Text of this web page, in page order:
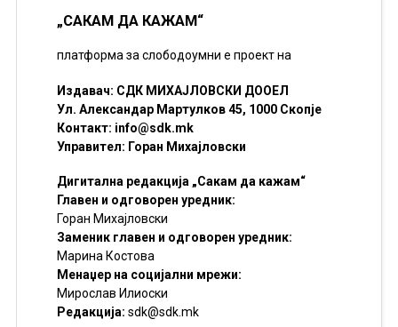
„САКАМ ДА КАЖАМ“
платформа за слободоумни е проект на
Издавач: СДК МИХАЈЛОВСКИ ДООЕЛ
Ул. Александар Мартулков 45, 1000 Скопје
Контакт: info@sdk.mk
Управител: Горан Михајловски
Дигитална редакција „Сакам да кажам“
Главен и одговорен уредник:
Горан Михајловски
Заменик главен и одговорен уредник:
Марина Костова
Менаџер на социјални мрежи:
Мирослав Илиоски
Редакцијa: sdk@sdk.mk